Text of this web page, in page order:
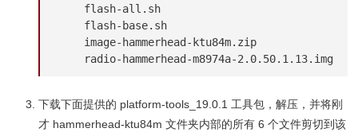
    flash-all.sh
    flash-base.sh
    image-hammerhead-ktu84m.zip
    radio-hammerhead-m8974a-2.0.50.1.13.img
下载下面提供的 platform-tools_19.0.1 工具包，解压，并将刚
才 hammerhead-ktu84m 文件夹内部的所有 6 个文件剪切到该